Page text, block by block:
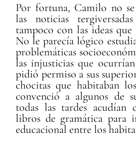
Por fortuna, Camilo no
las noticias
tampoco con las ideas
No le parecía lógico
problemáticas
las injusticias que
pidió permiso a sus
chocitas que habitaban
convenció a algunos de
todas las tardes acudían
libros de gramática para
educacional entre los